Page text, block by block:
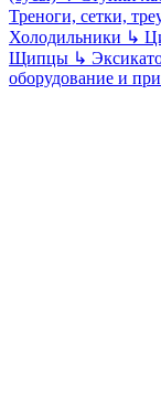
Треноги, сетки,
Холодильники ↳
Щипцы ↳
оборудование и